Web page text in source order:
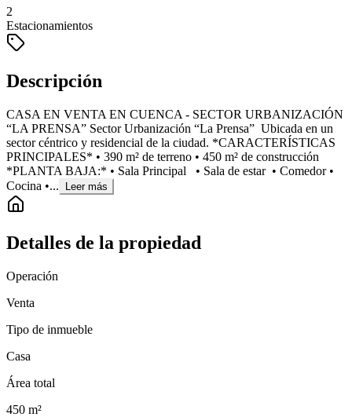
2
Estacionamientos
Descripción
CASA EN VENTA EN CUENCA - SECTOR URBANIZACIÓN
“LA PRENSA” Sector Urbanización “La Prensa” Ubicada en un
sector céntrico y residencial de la ciudad. *CARACTERÍSTICAS
PRINCIPALES* • 390 m² de terreno • 450 m² de construcción
*PLANTA BAJA:* • Sala Principal • Sala de estar • Comedor •
Cocina •...
Leer más
Detalles de la propiedad
Operación
Venta
Tipo de inmueble
Casa
Área total
450 m²